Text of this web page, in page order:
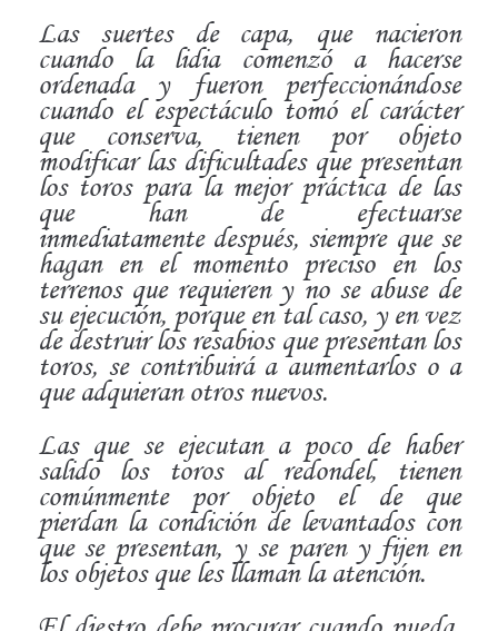
Las suertes de capa, que nacieron
cuando la lidia comenzó ahacerse
ordenada y fueron perfeccionándose
cuando el espectáculo tomó el carácter
que conserva, tienen por objeto
modificar las dificultades que presentan
los toros para la mejor práctica de las
que han de efectuarse
inmediatamente después, siempre que se
hagan en el momento preciso en los
terrenos que requieren y no se abuse de
suejecución, porque en tal caso, y en vez
de destruir los resabios que presentan los
toros, se contribuirá a aumentarlos oa
que adquieran otros nuevos.
Las que se ejecutan a poco de haber
salido los toros al redondel, tienen
comúnmente por objeto el de que
pierdan la condición de levantados con
que se presentan, y se paren y fijen en
los objetos que les llaman la atención.